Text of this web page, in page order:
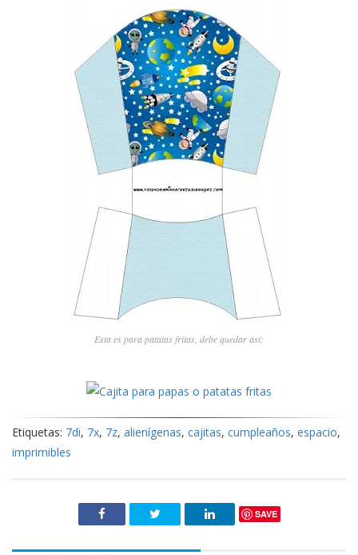
Esta es para patatas fritas, debe quedar así:
Etiquetas: 7di, 7x, 7z, alienígenas, cajitas, cumpleaños, espacio,
imprimibles
SAVE